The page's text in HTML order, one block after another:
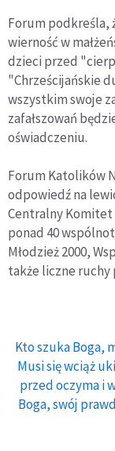
Forum podkreśla,
wierność w
dzieci przed
"Chrześcijańskie
wszystkim swoje
zafałszowań
oświadczeniu.
Forum Katolików
odpowiedź na
Centralny Komitet
ponad 40
Młodzież 2000,
także liczne ruchy
Kto szuka Boga,
Musi się wciąż
przed oczyma i
Boga, swój